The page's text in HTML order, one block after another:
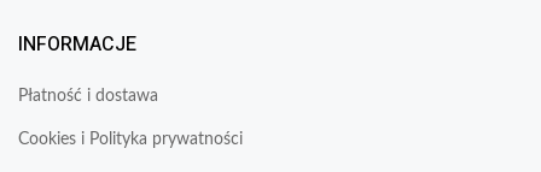
INFORMACJE
Płatność i dostawa
Cookies i Polityka prywatności